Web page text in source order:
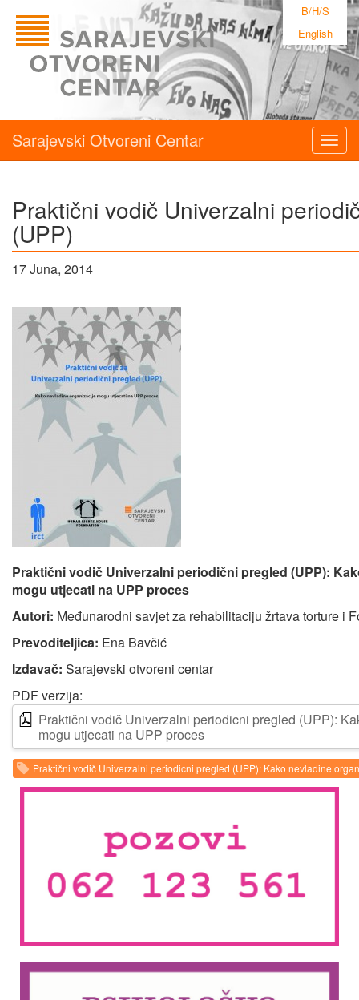
B/H/S
English
Sarajevski Otvoreni Centar
Praktični vodič Univerzalni
(UPP)
17 Juna, 2014
Praktični vodič Univerzalni periodični pregled (UPP):
mogu utjecati na UPP proces
Autori: Međunarodni savjet za rehabilitaciju žrtava torture i
Prevoditeljica: Ena Bavčić
Izdavač: Sarajevski otvoreni centar
PDF verzija:
Praktični vodič Univerzalni periodicni pregled (UPP):
mogu utjecati na UPP proces
Praktični vodič Univerzalni periodicni pregled (UPP): Kako nevladine